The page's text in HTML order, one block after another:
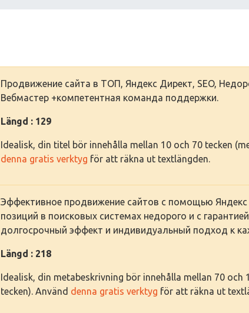
Продвижение сайта в ТОП, Яндекс Директ, SEO,
Вебмастер +компетентная команда поддержки.
Längd : 129
Idealisk, din titel bör innehålla mellan 10 och 70 tecken
denna gratis verktyg för att räkna ut textlängden.
Эффективное продвижение сайтов с помощью Яндекс
позиций в поисковых системах недорого и с
долгосрочный эффект и индивидуальный подход к
Längd : 218
Idealisk, din metabeskrivning bör innehålla mellan 70 och
tecken). Använd denna gratis verktyg för att räkna ut